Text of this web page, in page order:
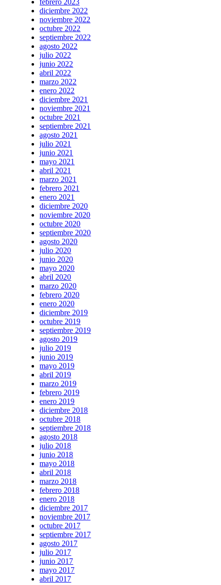
diciembre 2022
noviembre 2022
octubre 2022
septiembre 2022
agosto 2022
julio 2022
junio 2022
abril 2022
marzo 2022
enero 2022
diciembre 2021
noviembre 2021
octubre 2021
septiembre 2021
agosto 2021
julio 2021
junio 2021
mayo 2021
abril 2021
marzo 2021
febrero 2021
enero 2021
diciembre 2020
noviembre 2020
octubre 2020
septiembre 2020
agosto 2020
julio 2020
junio 2020
mayo 2020
abril 2020
marzo 2020
febrero 2020
enero 2020
diciembre 2019
octubre 2019
septiembre 2019
agosto 2019
julio 2019
junio 2019
mayo 2019
abril 2019
marzo 2019
febrero 2019
enero 2019
diciembre 2018
octubre 2018
septiembre 2018
agosto 2018
julio 2018
junio 2018
mayo 2018
abril 2018
marzo 2018
febrero 2018
enero 2018
diciembre 2017
noviembre 2017
octubre 2017
septiembre 2017
agosto 2017
julio 2017
junio 2017
mayo 2017
abril 2017